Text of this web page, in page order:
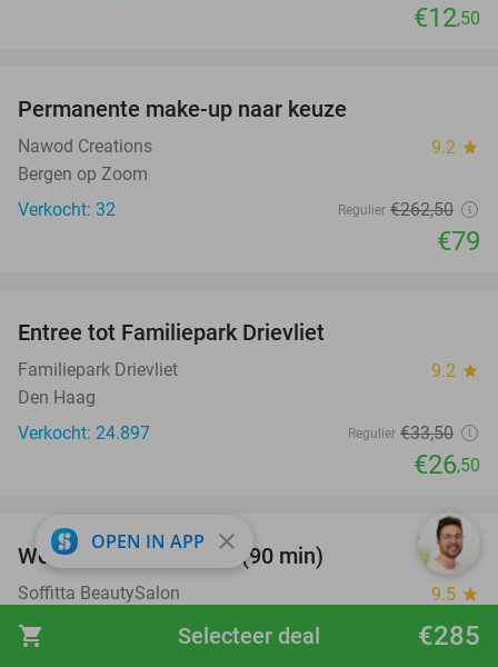
shopping_cart €285
Selecteer deal
€12,50
Permanente make-up naar keuze
Nawod Creations 9.2 star
Bergen op Zoom
Verkocht: 32
Regulier €262,50
€79
Entree tot Familiepark Drievliet
Familiepark Drievliet 9.2 star
Den Haag
Verkocht: 24.897
Regulier €33,50
€26,50
46%
Wellnessarrangement (90 min)
Soffitta BeautySalon 9.5 star
Woensdrecht
OPEN IN APP close